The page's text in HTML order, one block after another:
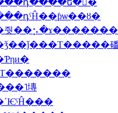
줫
塼